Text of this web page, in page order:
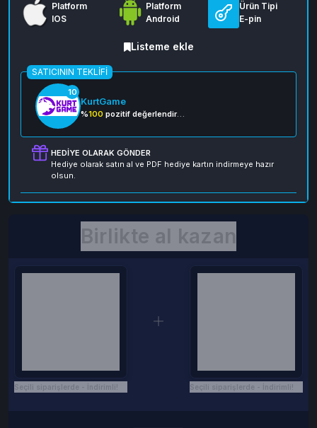
0 değerlendirme
Platform
IOS
Platform
Android
Ürün Tipi
E-pin
Listeme ekle
SATICININ TEKLIFI
10
KurtGame
%100 pozitif değerlendirme
HEDIYE OLARAK GÖNDER
Hediye olarak satın al ve PDF hediye kartın indirmeye hazır
olsun.
Birlikte al kazan
Seçili siparişlerde - İndirimli! Seçili siparişlerde - İndirimli!